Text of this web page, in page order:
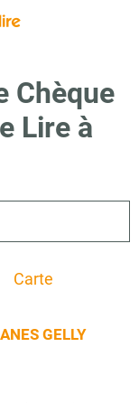
Chèque
Lire à
Carte
GELLY